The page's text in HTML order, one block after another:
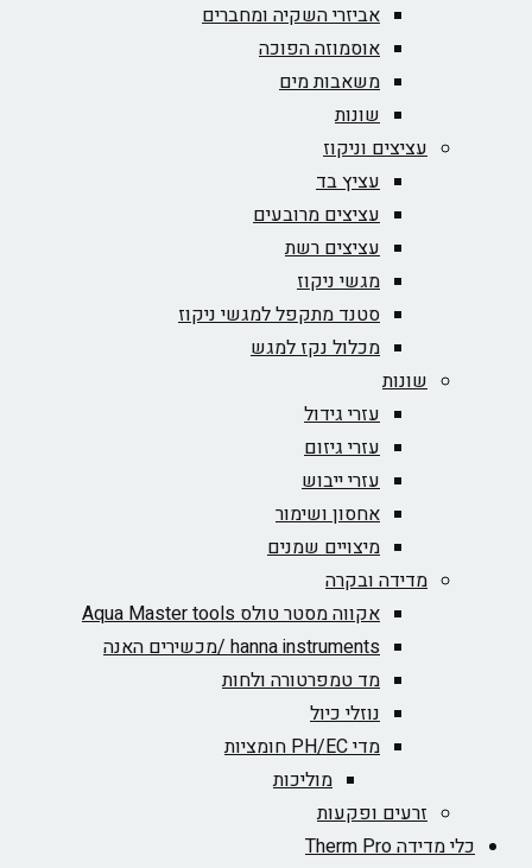
אביזרי השקיה ומחברים
אוסמוזה הפוכה
משאבות מים
שונות
עציצים וניקוז
עציץ בד
עציצים מרובעים
עציצים רשת
מגשי ניקוז
סטנד מתקפל למגשי ניקוז
מכלול נקז למגש
שונות
עזרי גידול
עזרי גיזום
עזרי ייבוש
אחסון ושימור
מיצויים שמנים
מדידה ובקרה
אקווה מסטר טולס Aqua Master tools
hanna instruments /מכשירים האנה
מד טמפרטורה ולחות
נוזלי כיול
מדי PH/EC חומציות
מוליכות
זרעים ופקעות
כלי מדידה Therm Pro